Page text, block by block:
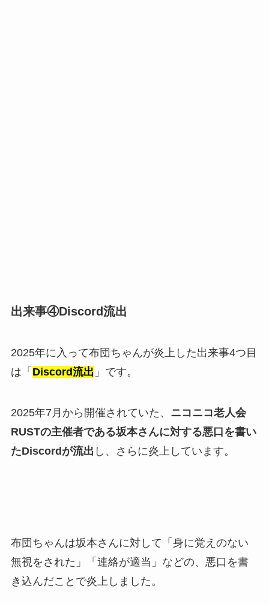
出来事④Discord流出
2025年に入って布団ちゃんが炎上した出来事4つ目
は「 Discord流出 」です。
2025年7月から開催されていた、 ニコニコ老人会
RUSTの主催者である坂本さんに対する悪口を書い
たDiscordが流出 し、さらに炎上しています。
布団ちゃんは坂本さんに対して「身に覚えのない
無視をされた」「連絡が適当」などの、悪口を書
き込んだことで炎上しました。